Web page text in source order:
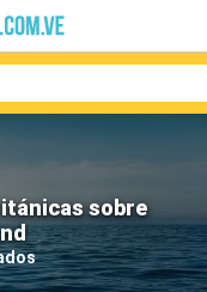
sobre